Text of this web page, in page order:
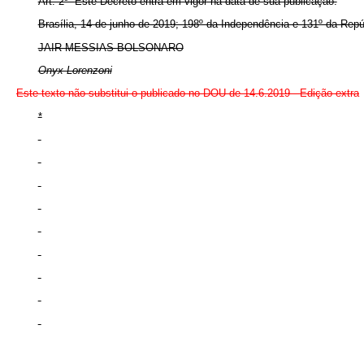
Brasília, 14 de junho de 2019; 198º da Independência e 131º da
JAIR MESSIAS BOLSONARO
Onyx Lorenzoni
Este texto não substitui o publicado no DOU de 14.6.2019 - Edição extra
*